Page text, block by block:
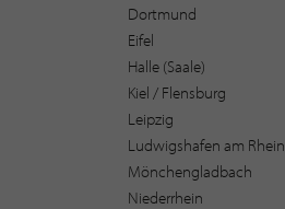
Dortmund
Eifel
Halle (Saale)
Kiel / Flensburg
Leipzig
Ludwigshafen am Rhein
Mönchengladbach
Niederrhein